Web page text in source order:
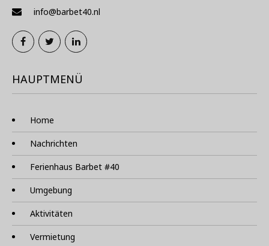
info@barbet40.nl
HAUPTMENÜ
Home
Nachrichten
Ferienhaus Barbet #40
Umgebung
Aktivitäten
Vermietung